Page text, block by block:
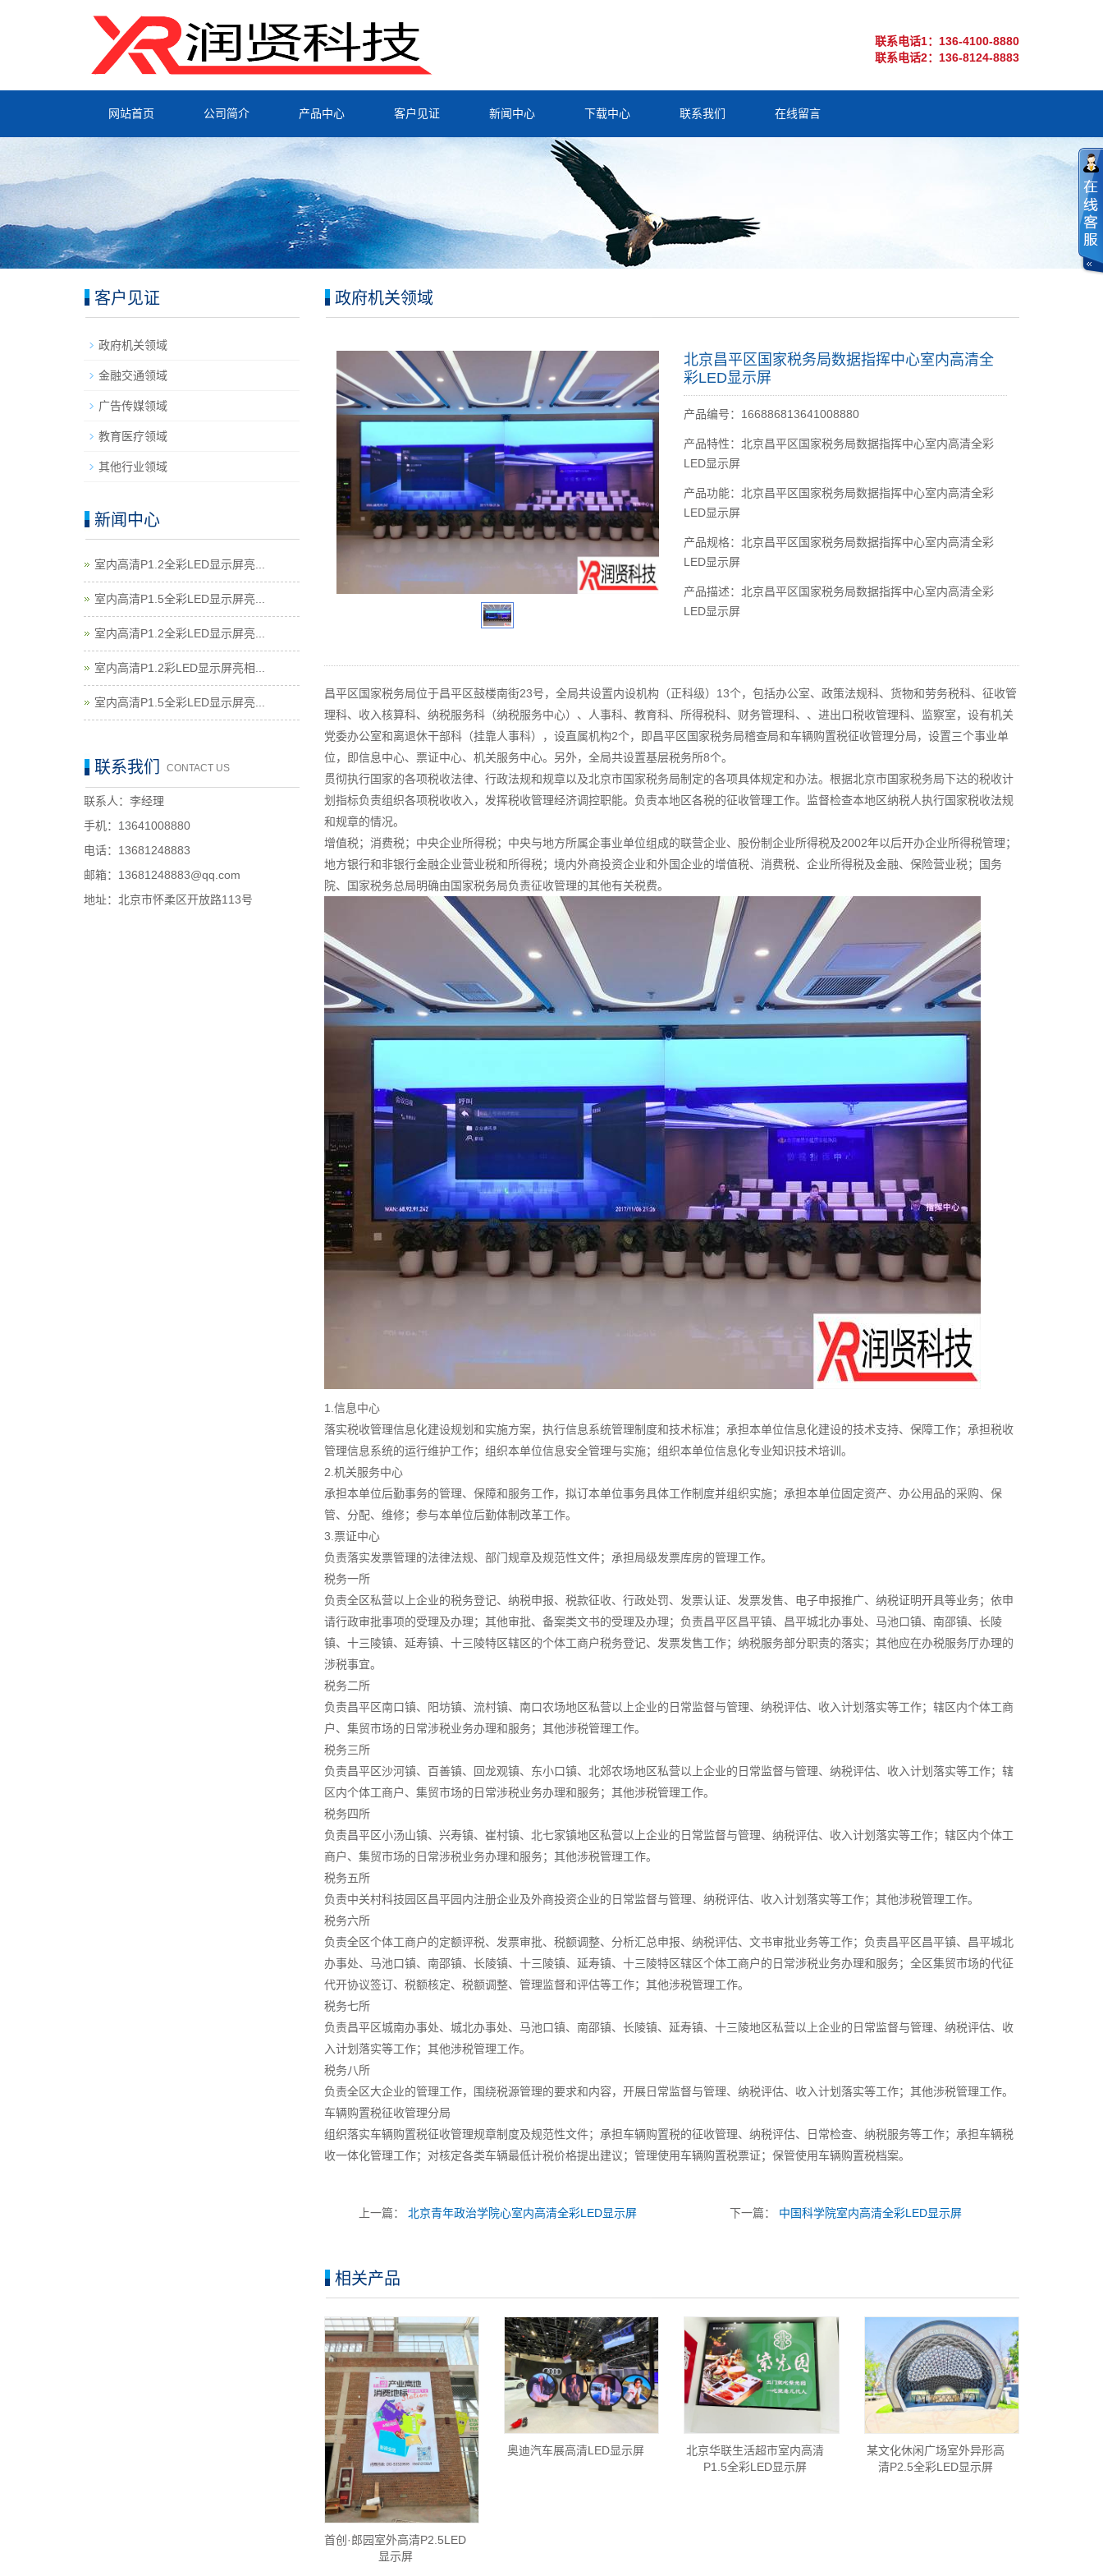
联系电话1：136-4100-8880
联系电话2：136-8124-8883
网站首页 公司简介 产品中心 客户见证 新闻中心 下载中心 联系我们 在线留言
政府机关领域
北京昌平区国家税务局数据指挥中心室内高清全
彩LED显示屏
产品编号：166886813641008880
产品特性：北京昌平区国家税务局数据指挥中心室内高清全彩
LED显示屏
产品功能：北京昌平区国家税务局数据指挥中心室内高清全彩
LED显示屏
产品规格：北京昌平区国家税务局数据指挥中心室内高清全彩
LED显示屏
产品描述：北京昌平区国家税务局数据指挥中心室内高清全彩
LED显示屏
昌平区国家税务局位于昌平区鼓楼南街23号，全局共设置内设机构（正科级）13个，包括办公室、政策法规科、货物和劳务税科、征收管
理科、收入核算科、纳税服务科（纳税服务中心）、人事科、教育科、所得税科、财务管理科、、进出口税收管理科、监察室，设有机关
党委办公室和离退休干部科（挂靠人事科），设直属机构2个，即昌平区国家税务局稽查局和车辆购置税征收管理分局，设置三个事业单
位，即信息中心、票证中心、机关服务中心。另外，全局共设置基层税务所8个。
贯彻执行国家的各项税收法律、行政法规和规章以及北京市国家税务局制定的各项具体规定和办法。根据北京市国家税务局下达的税收计
划指标负责组织各项税收收入，发挥税收管理经济调控职能。负责本地区各税的征收管理工作。监督检查本地区纳税人执行国家税收法规
和规章的情况。
增值税；消费税；中央企业所得税；中央与地方所属企事业单位组成的联营企业、股份制企业所得税及2002年以后开办企业所得税管理；
地方银行和非银行金融企业营业税和所得税；境内外商投资企业和外国企业的增值税、消费税、企业所得税及金融、保险营业税；国务
院、国家税务总局明确由国家税务局负责征收管理的其他有关税费。
1.信息中心
落实税收管理信息化建设规划和实施方案，执行信息系统管理制度和技术标准；承担本单位信息化建设的技术支持、保障工作；承担税收
管理信息系统的运行维护工作；组织本单位信息安全管理与实施；组织本单位信息化专业知识技术培训。
2.机关服务中心
承担本单位后勤事务的管理、保障和服务工作，拟订本单位事务具体工作制度并组织实施；承担本单位固定资产、办公用品的采购、保
管、分配、维修；参与本单位后勤体制改革工作。
3.票证中心
负责落实发票管理的法律法规、部门规章及规范性文件；承担局级发票库房的管理工作。
税务一所
负责全区私营以上企业的税务登记、纳税申报、税款征收、行政处罚、发票认证、发票发售、电子申报推广、纳税证明开具等业务；依申
请行政审批事项的受理及办理；其他审批、备案类文书的受理及办理；负责昌平区昌平镇、昌平城北办事处、马池口镇、南邵镇、长陵
镇、十三陵镇、延寿镇、十三陵特区辖区的个体工商户税务登记、发票发售工作；纳税服务部分职责的落实；其他应在办税服务厅办理的
涉税事宜。
税务二所
负责昌平区南口镇、阳坊镇、流村镇、南口农场地区私营以上企业的日常监督与管理、纳税评估、收入计划落实等工作；辖区内个体工商
户、集贸市场的日常涉税业务办理和服务；其他涉税管理工作。
税务三所
负责昌平区沙河镇、百善镇、回龙观镇、东小口镇、北郊农场地区私营以上企业的日常监督与管理、纳税评估、收入计划落实等工作；辖
区内个体工商户、集贸市场的日常涉税业务办理和服务；其他涉税管理工作。
税务四所
负责昌平区小汤山镇、兴寿镇、崔村镇、北七家镇地区私营以上企业的日常监督与管理、纳税评估、收入计划落实等工作；辖区内个体工
商户、集贸市场的日常涉税业务办理和服务；其他涉税管理工作。
税务五所
负责中关村科技园区昌平园内注册企业及外商投资企业的日常监督与管理、纳税评估、收入计划落实等工作；其他涉税管理工作。
税务六所
负责全区个体工商户的定额评税、发票审批、税额调整、分析汇总申报、纳税评估、文书审批业务等工作；负责昌平区昌平镇、昌平城北
办事处、马池口镇、南邵镇、长陵镇、十三陵镇、延寿镇、十三陵特区辖区个体工商户的日常涉税业务办理和服务；全区集贸市场的代征
代开协议签订、税额核定、税额调整、管理监督和评估等工作；其他涉税管理工作。
税务七所
负责昌平区城南办事处、城北办事处、马池口镇、南邵镇、长陵镇、延寿镇、十三陵地区私营以上企业的日常监督与管理、纳税评估、收
入计划落实等工作；其他涉税管理工作。
税务八所
负责全区大企业的管理工作，围绕税源管理的要求和内容，开展日常监督与管理、纳税评估、收入计划落实等工作；其他涉税管理工作。
车辆购置税征收管理分局
组织落实车辆购置税征收管理规章制度及规范性文件；承担车辆购置税的征收管理、纳税评估、日常检查、纳税服务等工作；承担车辆税
收一体化管理工作；对核定各类车辆最低计税价格提出建议；管理使用车辆购置税票证；保管使用车辆购置税档案。
上一篇： 北京青年政治学院心室内高清全彩LED显示屏 下一篇： 中国科学院室内高清全彩LED显示屏
相关产品
首创·郎园室外高清P2.5LED
显示屏
奥迪汽车展高清LED显示屏
北京华联生活超市室内高清
P1.5全彩LED显示屏
某文化休闲广场室外异形高
清P2.5全彩LED显示屏
客户见证
政府机关领域
金融交通领域
广告传媒领域
教育医疗领域
其他行业领域
新闻中心
室内高清P1.2全彩LED显示屏亮...
室内高清P1.5全彩LED显示屏亮...
室内高清P1.2全彩LED显示屏亮...
室内高清P1.2彩LED显示屏亮相...
室内高清P1.5全彩LED显示屏亮...
联系我们 CONTACT US
联系人：李经理
手机：13641008880
电话：13681248883
邮箱：13681248883@qq.com
地址：北京市怀柔区开放路113号